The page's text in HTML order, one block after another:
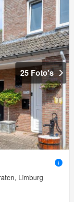
25 Foto's
Limburg